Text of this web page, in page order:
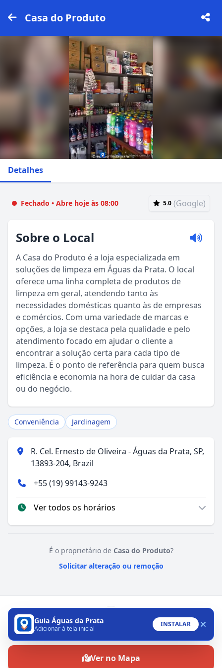
Casa do Produto
Detalhes
Fechado • Abre hoje às 08:00 5.0 (Google)
Sobre o Local
A Casa do Produto é a loja especializada em
soluções de limpeza em Águas da Prata. O local
oferece uma linha completa de produtos de
limpeza em geral, atendendo tanto às
necessidades domésticas quanto às de empresas
e comércios. Com uma variedade de marcas e
opções, a loja se destaca pela qualidade e pelo
atendimento focado em ajudar o cliente a
encontrar a solução certa para cada tipo de
limpeza. É o ponto de referência para quem busca
eficiência e economia na hora de cuidar da casa
ou do negócio.
Conveniência Jardinagem
R. Cel. Ernesto de Oliveira - Águas da Prata, SP,
13893-204, Brazil
+55 (19) 99143-9243
Ver todos os horários
É o proprietário de Casa do Produto?
Solicitar alteração ou remoção
Ver no Mapa
Sou Turista em Águas da Prata
Sou Morador
Guia Águas da Prata
Adicionar à tela inicial
INSTALAR